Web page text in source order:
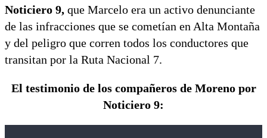
Noticiero 9, que Marcelo era un activo denunciante
de las infracciones que se cometían en Alta Montaña
y del peligro que corren todos los conductores que
transitan por la Ruta Nacional 7.
El testimonio de los compañeros de Moreno por
Noticiero 9: